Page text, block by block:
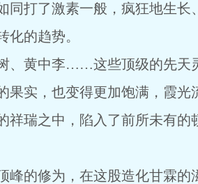
打了激素一般，疯狂地生长
的趋势。
、黄中李……这些顶级的先天
实，也变得更加饱满，霞光
瑞之中，陷入了前所未有的
峰的修为，在这股造化甘霖的